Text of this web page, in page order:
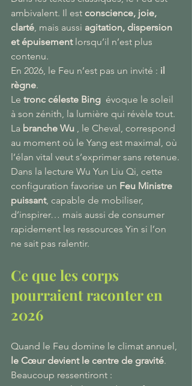
ambivalent. Il est conscience, joie,
clarté, mais aussi agitation, dispersion
et épuisement lorsqu’il n’est plus
contenu.
En 2026, le Feu n’est pas un invité : il
règne.
Le tronc céleste Bing évoque le soleil
à son zénith, la lumière qui révèle tout.
La branche Wu , le Cheval, correspond
au moment où le Yang est maximal, où
l’élan vital veut s’exprimer sans retenue.
Dans la lecture Wu Yun Liu Qi, cette
configuration favorise un Feu Ministre
puissant, capable de mobiliser,
d’inspirer… mais aussi de consumer
rapidement les ressources Yin si l’on
ne sait pas ralentir.
Ce que les corps
pourraient raconter en
2026
Quand le Feu domine le climat annuel,
le Cœur devient le centre de gravité.
Beaucoup ressentiront :